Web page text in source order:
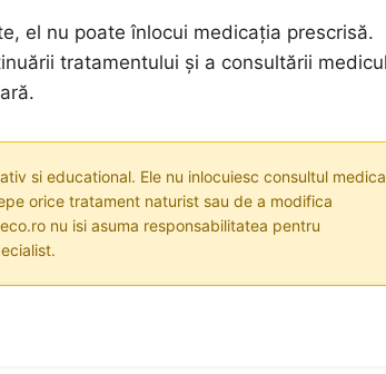
el nu poate înlocui medicația prescrisă.
tratamentului și a consultării
si educational. Ele nu inlocuiesc consultul
orice tratament naturist sau de a modifica
nu isi asuma responsabilitatea pentru